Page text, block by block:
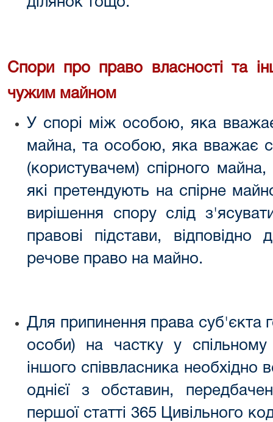
Спори про право власності та
чужим майном
У спорі між особою, яка
майна, та особою, яка вважає
(користувачем) спірного
які претендують на спірне
вирішення спору слід
правові підстави,
речове право на майно.
Для припинення права суб'єкта
особи) на частку у спільному
іншого співвласника необхідно
однієї з обставин,
першої статті 365 Цивільного